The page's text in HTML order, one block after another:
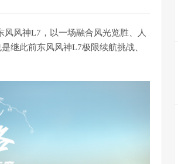
风神L7，以一场融合风光览胜、人
继此前东风风神L7极限续航挑战、